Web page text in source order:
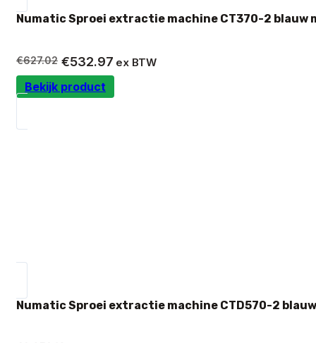
Numatic Sproei extractie machine CT370-2 blauw
€627.02
Oorspronkelijke
prijs
was:
€532.97
Huidige
prijs
is:
ex BTW
Bekijk product
Numatic Sproei extractie machine CTD570-2